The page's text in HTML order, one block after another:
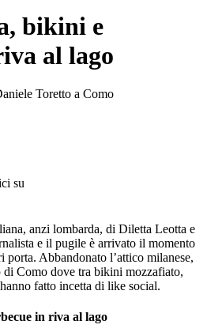
bikini e
al lago
Toretto a Como
su
anzi lombarda, di Diletta Leotta e
e il pugile è arrivato il momento
Abbandonato l’attico milanese,
di Como dove tra bikini mozzafiato,
fatto incetta di like social.
in riva al lago